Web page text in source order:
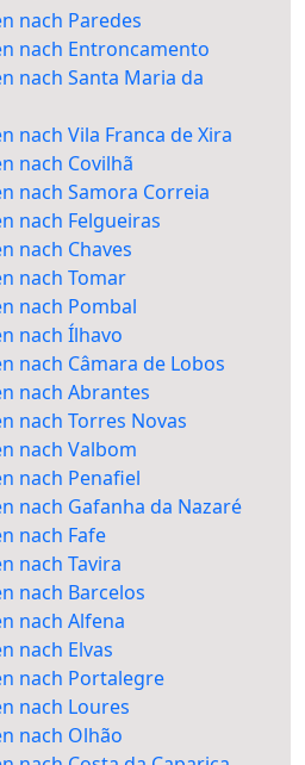
nach Paredes
nach Entroncamento
nach Santa Maria da
nach Vila Franca de Xira
nach Covilhã
nach Samora Correia
nach Felgueiras
nach Chaves
nach Tomar
nach Pombal
nach Ílhavo
nach Câmara de Lobos
nach Abrantes
nach Torres Novas
nach Valbom
nach Penafiel
nach Gafanha da Nazaré
nach Fafe
nach Tavira
nach Barcelos
nach Alfena
nach Elvas
nach Portalegre
nach Loures
nach Olhão